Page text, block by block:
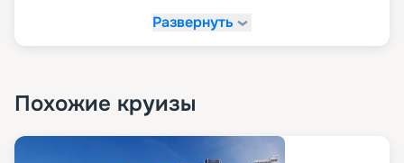
Развернуть
Похожие круизы